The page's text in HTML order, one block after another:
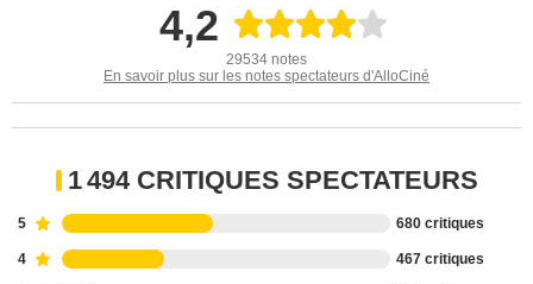
4,2
29534 notes
En savoir plus sur les notes spectateurs d'AlloCiné
1 494 CRITIQUES SPECTATEURS
5 680 critiques
4 467 critiques